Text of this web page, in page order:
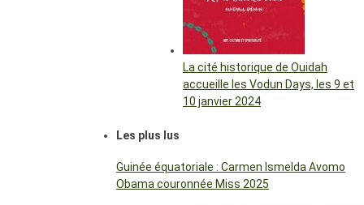
La cité historique de Ouidah
accueille les Vodun Days, les 9 et
10 janvier 2024
Les plus lus
Guinée équatoriale : Carmen Ismelda Avomo
Obama couronnée Miss 2025